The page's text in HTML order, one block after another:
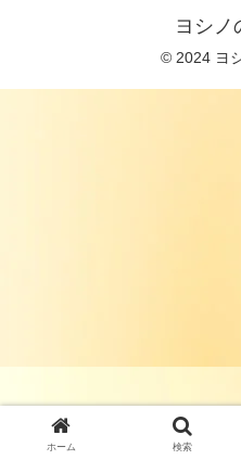
ヨシノ
© 2024 ヨ
ホーム 検索